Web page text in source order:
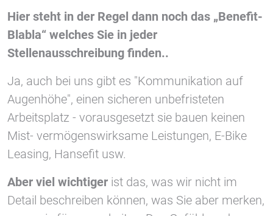
Hier steht in der Regel dann noch das „Benefit-
Blabla“ welches Sie in jeder
Stellenausschreibung finden..
Ja, auch bei uns gibt es "Kommunikation auf
Augenhöhe", einen sicheren unbefristeten
Arbeitsplatz - vorausgesetzt sie bauen keinen
Mist- vermögenswirksame Leistungen, E-Bike
Leasing, Hansefit usw.
Aber viel wichtiger ist das, was wir nicht im
Detail beschreiben können, was Sie aber merken,